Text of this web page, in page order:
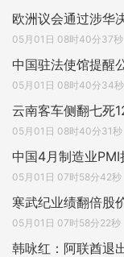
欧洲议会通过涉华
05月01日 08时40分37秒
中国驻法使馆提醒
05月01日 08时40分34秒
云南客车侧翻七死
05月01日 08时40分31秒
中国4月制造业
05月01日 07时58分42秒
寒武纪业绩翻倍股
05月01日 07时58分22秒
韩咏红：阿联酋退